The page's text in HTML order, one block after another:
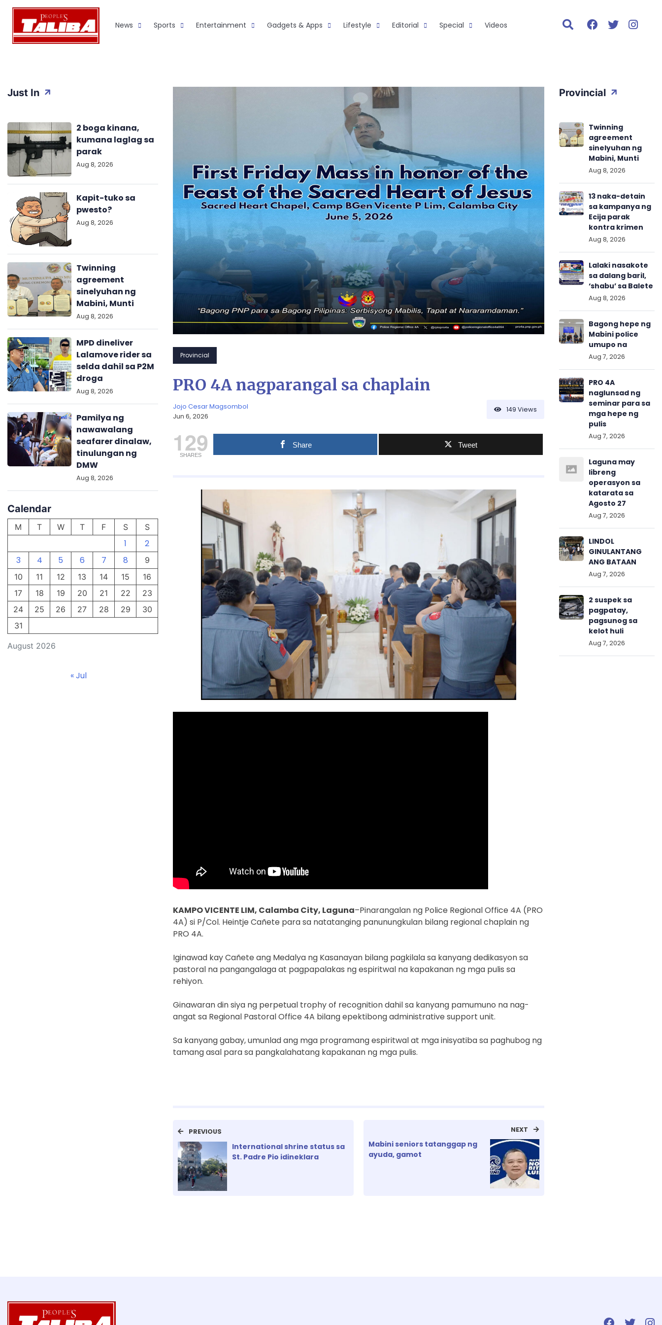
Skip
content
News Sports Entertainment Gadgets & Apps Lifestyle Editorial Special Videos
Just In
2 boga kinana,
kumana laglag sa
parak
Aug 8, 2026
Kapit-tuko sa
pwesto?
Aug 8, 2026
Twinning
agreement
sinelyuhan ng
Mabini, Munti
Aug 8, 2026
MPD dineliver
Lalamove rider sa
selda dahil sa P2M
droga
Aug 8, 2026
Pamilya ng
nawawalang
seafarer dinalaw,
tinulungan ng
DMW
Aug 8, 2026
Calendar
August 2026
M T W T F S S
1
2
3
4 5 6 7 8
9
10
11 12 13 14 15
16
17
18 19 20 21 22
23
24
25 26 27 28 29
30
31
« Jul
Provincial
PRO 4A nagparangal sa chaplain
Jojo Cesar Magsombol
Jun 6, 2026
149 Views
129
SHARES
Share Tweet
KAMPO VICENTE LIM, Calamba City, Laguna–Pinarangalan ng Police Regional Office 4A (PRO
4A) si P/Col. Heintje Cañete para sa natatanging panunungkulan bilang regional chaplain ng
PRO 4A.
Iginawad kay Cañete ang Medalya ng Kasanayan bilang pagkilala sa kanyang dedikasyon sa
pastoral na pangangalaga at pagpapalakas ng espiritwal na kapakanan ng mga pulis sa
rehiyon.
Ginawaran din siya ng perpetual trophy of recognition dahil sa kanyang pamumuno na nag-
angat sa Regional Pastoral Office 4A bilang epektibong administrative support unit.
Sa kanyang gabay, umunlad ang mga programang espiritwal at mga inisyatiba sa paghubog ng
tamang asal para sa pangkalahatang kapakanan ng mga pulis.
PREVIOUS
International shrine status sa
St. Padre Pio idineklara
NEXT
Mabini seniors tatanggap ng
ayuda, gamot
Provincial
Twinning
agreement
sinelyuhan ng
Mabini, Munti
Aug 8, 2026
13 naka-detain
sa kampanya ng
Ecija parak
kontra krimen
Aug 8, 2026
Lalaki nasakote
sa dalang baril,
‘shabu’ sa Balete
Aug 8, 2026
Bagong hepe ng
Mabini police
umupo na
Aug 7, 2026
PRO 4A
naglunsad ng
seminar para sa
mga hepe ng
pulis
Aug 7, 2026
Laguna may
libreng
operasyon sa
katarata sa
Agosto 27
Aug 7, 2026
LINDOL
GINULANTANG
ANG BATAAN
Aug 7, 2026
2 suspek sa
pagpatay,
pagsunog sa
kelot huli
Aug 7, 2026